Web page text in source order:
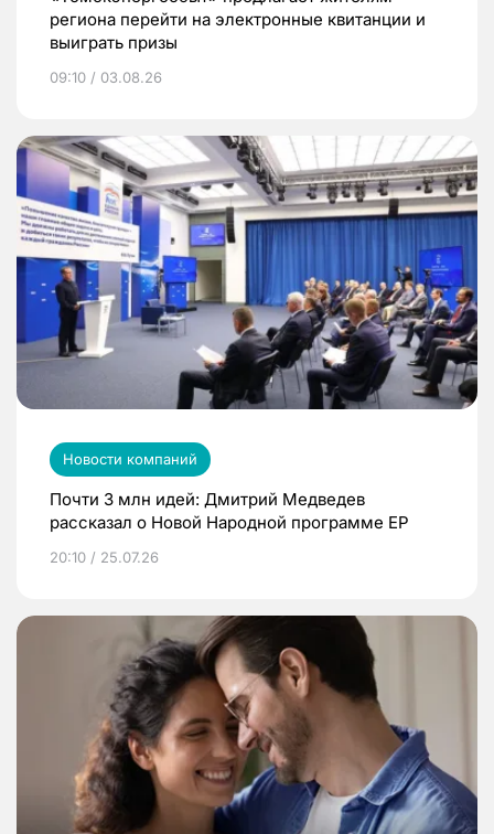
региона перейти на электронные квитанции и
выиграть призы
09:10 / 03.08.26
Новости компаний
Почти 3 млн идей: Дмитрий Медведев
рассказал о Новой Народной программе ЕР
20:10 / 25.07.26